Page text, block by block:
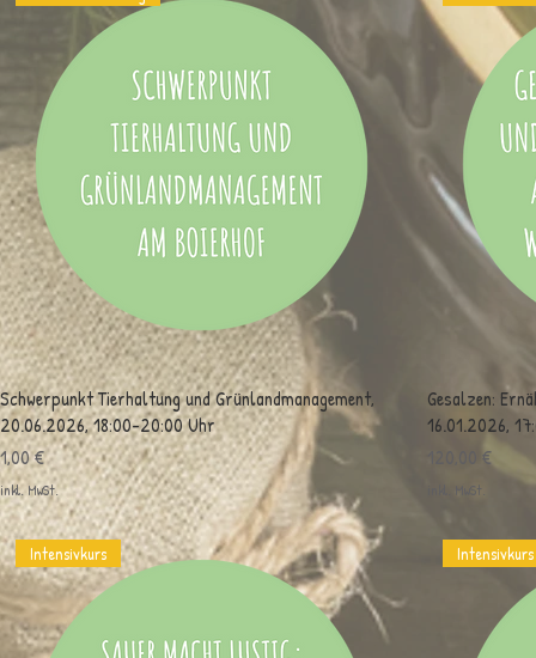
Schwerpunkt Tierhaltung und Grünlandmanagement,
20.06.2026, 18:00-20:00 Uhr
1,00 €
inkl. MwSt.
Gesalzen:
16.01.2026,
120,00 €
inkl. MwSt.
Intensivkurs Intensivkurs